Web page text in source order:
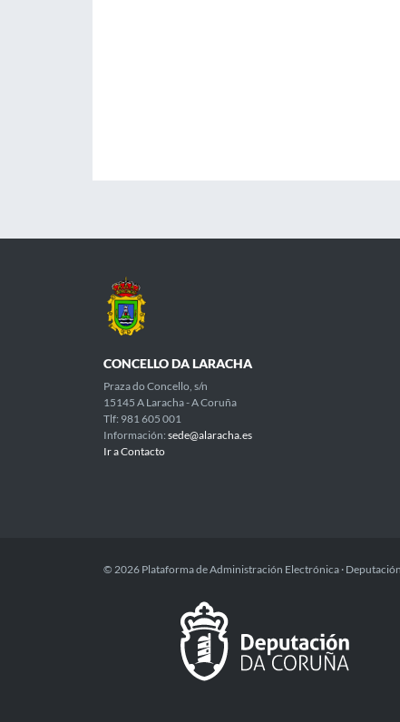
CONCELLO DA LARACHA
Praza do Concello, s/n
15145 A Laracha - A Coruña
Tlf: 981 605 001
Información: sede@alaracha.es
Ir a Contacto
© 2026 Plataforma de Administración Electrónica ·